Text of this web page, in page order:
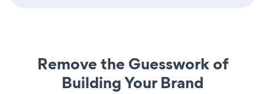
Remove the Guesswork of
Building Your Brand